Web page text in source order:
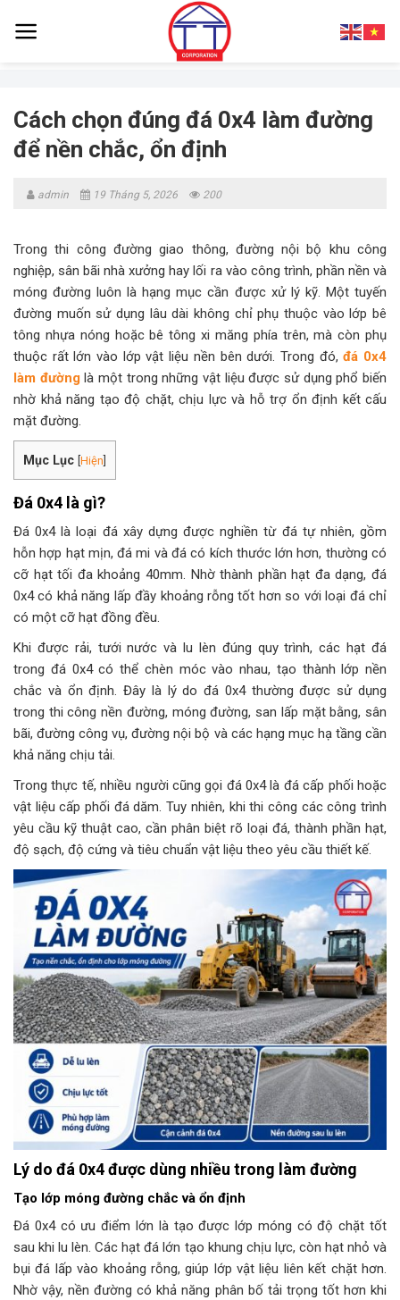
Cách chọn đúng đá 0x4 làm đường
để nền chắc, ổn định
admin 19 Tháng 5, 2026 200
Trong thi công đường giao thông, đường nội bộ khu công
nghiệp, sân bãi nhà xưởng hay lối ra vào công trình, phần nền và
móng đường luôn là hạng mục cần được xử lý kỹ. Một tuyến
đường muốn sử dụng lâu dài không chỉ phụ thuộc vào lớp bê
tông nhựa nóng hoặc bê tông xi măng phía trên, mà còn phụ
thuộc rất lớn vào lớp vật liệu nền bên dưới. Trong đó,đá 0x4
làm đườnglà một trong những vật liệu được sử dụng phổ biến
nhờ khả năng tạo độ chặt, chịu lực và hỗ trợ ổn định kết cấu
mặt đường.
Mục Lục [Hiện]
Đá 0x4 là gì?
Đá 0x4 là loại đá xây dựng được nghiền từ đá tự nhiên, gồm
hỗn hợp hạt mịn, đá mi và đá có kích thước lớn hơn, thường có
cỡ hạt tối đa khoảng 40mm. Nhờ thành phần hạt đa dạng, đá
0x4 có khả năng lấp đầy khoảng rỗng tốt hơn so với loại đá chỉ
có một cỡ hạt đồng đều.
Khi được rải, tưới nước và lu lèn đúng quy trình, các hạt đá
trong đá 0x4 có thể chèn móc vào nhau, tạo thành lớp nền
chắc và ổn định. Đây là lý do đá 0x4 thường được sử dụng
trong thi công nền đường, móng đường, san lấp mặt bằng, sân
bãi, đường công vụ, đường nội bộ và các hạng mục hạ tầng cần
khả năng chịu tải.
Trong thực tế, nhiều người cũng gọi đá 0x4 là đá cấp phối hoặc
vật liệu cấp phối đá dăm. Tuy nhiên, khi thi công các công trình
yêu cầu kỹ thuật cao, cần phân biệt rõ loại đá, thành phần hạt,
độ sạch, độ cứng và tiêu chuẩn vật liệu theo yêu cầu thiết kế.
Lý do đá 0x4 được dùng nhiều trong làm đường
Tạo lớp móng đường chắc và ổn định
Đá 0x4 có ưu điểm lớn là tạo được lớp móng có độ chặt tốt
sau khi lu lèn. Các hạt đá lớn tạo khung chịu lực, còn hạt nhỏ và
bụi đá lấp vào khoảng rỗng, giúp lớp vật liệu liên kết chặt hơn.
Nhờ vậy, nền đường có khả năng phân bố tải trọng tốt hơn khi